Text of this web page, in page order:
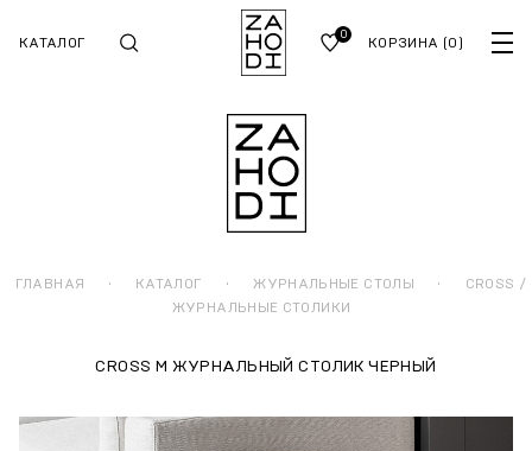
КАТАЛОГ
0
КОРЗИНА (0)
ГЛАВНАЯ · КАТАЛОГ · ЖУРНАЛЬНЫЕ СТОЛЫ ·
CROSS /
ЖУРНАЛЬНЫЕ СТОЛИКИ
CROSS M ЖУРНАЛЬНЫЙ СТОЛИК ЧЕРНЫЙ